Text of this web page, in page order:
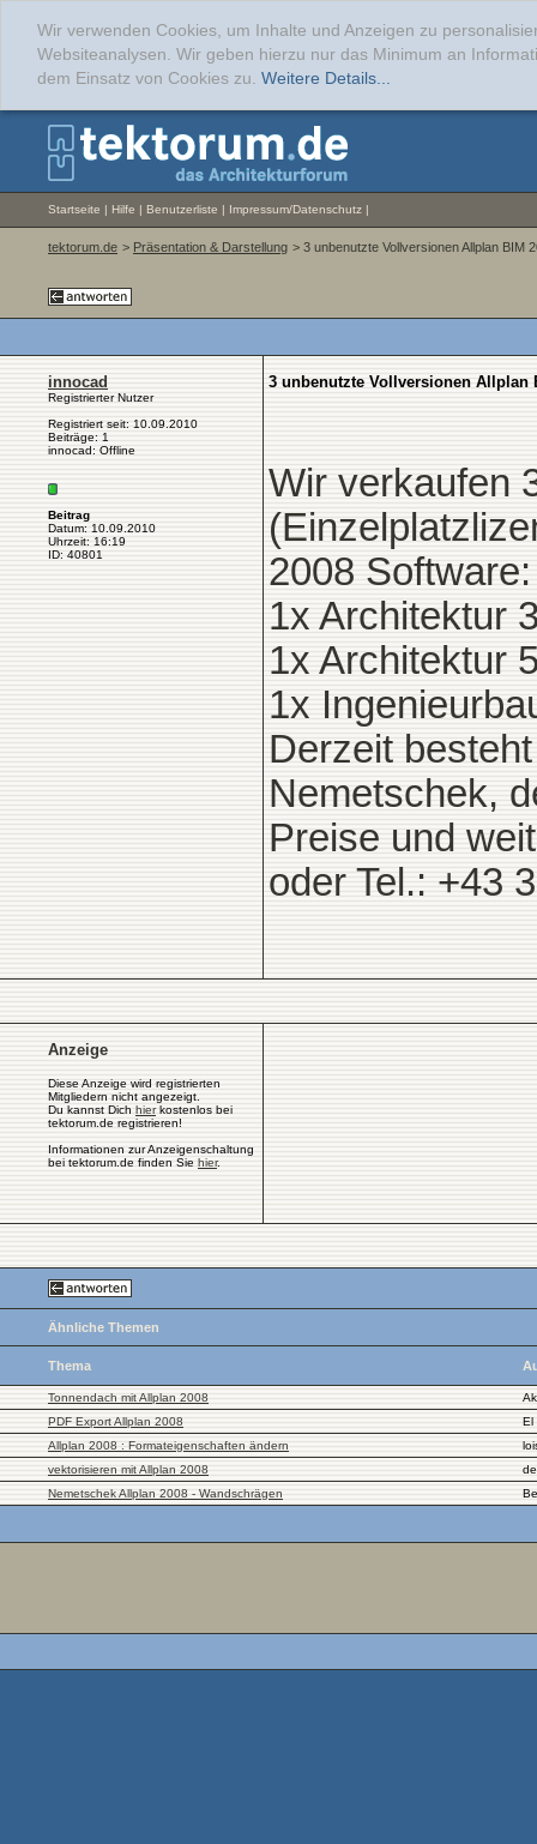
Wir verwenden Cookies, um Inhalte und Anzeigen zu
Websiteanalysen. Wir geben hierzu nur das Minimum an
dem Einsatz von Cookies zu. Weitere Details...
Startseite | Hilfe | Benutzerliste | Impressum/Datenschutz |
tektorum.de > Präsentation & Darstellung > 3 unbenutzte Vollversionen Allplan BIM
innocad
Registrierter Nutzer
Registriert seit: 10.09.2010
Beiträge: 1
innocad: Offline
Beitrag
Datum: 10.09.2010
Uhrzeit: 16:19
ID: 40801
3 unbenutzte Vollversionen Allplan
Wir verkaufen
2008 Software:
1x Architektur
1x Architektur
1x
Derzeit
Nemetschek,
Preise und
oder Tel.: +43
Anzeige
Diese Anzeige wird registrierten
Mitgliedern nicht angezeigt.
Du kannst Dich hierkostenlos bei
tektorum.de registrieren!
Informationen zur Anzeigenschaltung
bei tektorum.de finden Sie hier.
Ähnliche Themen
Thema
Tonnendach mit Allplan 2008
PDF Export Allplan 2008
El
Allplan 2008 : Formateigenschaften ändern
vektorisieren mit Allplan 2008
Nemetschek Allplan 2008 - Wandschrägen